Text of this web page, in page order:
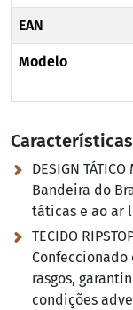
EAN
Modelo
Características
DESIGN TÁTICO
Bandeira do
táticas e ao ar
TECIDO
rasgos,
condições